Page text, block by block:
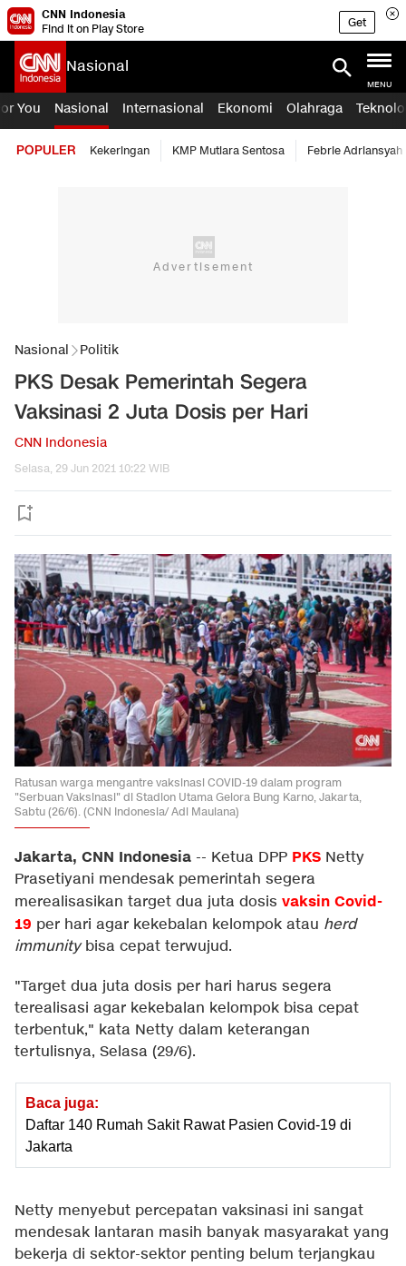
CNN Indonesia
Find it on Play Store
Get
Nasional
MENU
You Nasional Internasional Ekonomi Olahraga
POPULER Kekeringan KMP Mutiara Sentosa Febrie Adriansyah
Nasional Politik
PKS Desak Pemerintah Segera
Vaksinasi 2 Juta Dosis per Hari
CNN Indonesia
Selasa, 29 Jun 2021 10:22 WIB
Ratusan warga mengantre vaksinasi COVID-19 dalam program
"Serbuan Vaksinasi" di Stadion Utama Gelora Bung Karno, Jakarta,
Sabtu (26/6). (CNN Indonesia/ Adi Maulana)
Jakarta, CNN Indonesia -- Ketua DPP PKS Netty
Prasetiyani mendesak pemerintah segera
merealisasikan target dua juta dosis vaksin Covid-
19 per hari agar kekebalan kelompok atau herd
immunitybisa cepat terwujud.
"Target dua juta dosis per hari harus segera
terealisasi agar kekebalan kelompok bisa cepat
terbentuk," kata Netty dalam keterangan
tertulisnya, Selasa (29/6).
Baca juga:
Daftar 140 Rumah Sakit Rawat Pasien Covid-19 di
Jakarta
Netty menyebut percepatan vaksinasi ini sangat
mendesak lantaran masih banyak masyarakat yang
bekerja di sektor-sektor penting belum terjangkau